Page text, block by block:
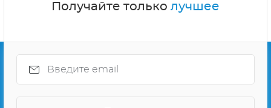
Получайте только лучшее